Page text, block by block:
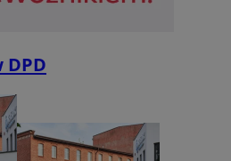
Wydajność
umożliwiają korzystanie z podstawowych
użytkownika i zarządzanie kontem. Bez
korzystać ze strony internetowej.